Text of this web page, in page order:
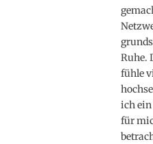
Ruhe.
fühle
ich ein
für